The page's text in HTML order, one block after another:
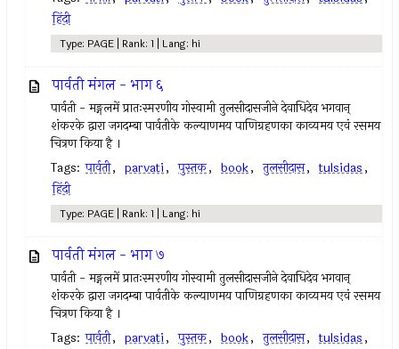
हिंदी
Type: PAGE | Rank: 1 | Lang: hi
पार्वती मंगल - भाग ६
पार्वती - मङ्गलमें प्रातःस्मरणीय गोस्वामी तुलसीदासजीने देवाधिदेव भगवान्
शंकरके द्वारा जगदम्बा पार्वतीके कल्याणमय पाणिग्रहणका काव्यमय एवं रसमय
चित्रण किया है ।
Tags: पार्वती, parvati, पुस्तक, book, तुलसीदास, tulsidas,
हिंदी
Type: PAGE | Rank: 1 | Lang: hi
पार्वती मंगल - भाग ७
पार्वती - मङ्गलमें प्रातःस्मरणीय गोस्वामी तुलसीदासजीने देवाधिदेव भगवान्
शंकरके द्वारा जगदम्बा पार्वतीके कल्याणमय पाणिग्रहणका काव्यमय एवं रसमय
चित्रण किया है ।
Tags: पार्वती, parvati, पुस्तक, book, तुलसीदास, tulsidas,